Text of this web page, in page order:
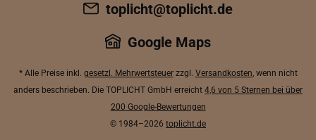
toplicht@toplicht.de
Google Maps
* Alle Preise inkl. gesetzl. Mehrwertsteuerzzgl. Versandkosten, wenn nicht
anders beschrieben. Die TOPLICHT GmbH erreicht 4,6 von 5 Sternen bei über
200 Google-Bewertungen
© 1984–2026 toplicht.de